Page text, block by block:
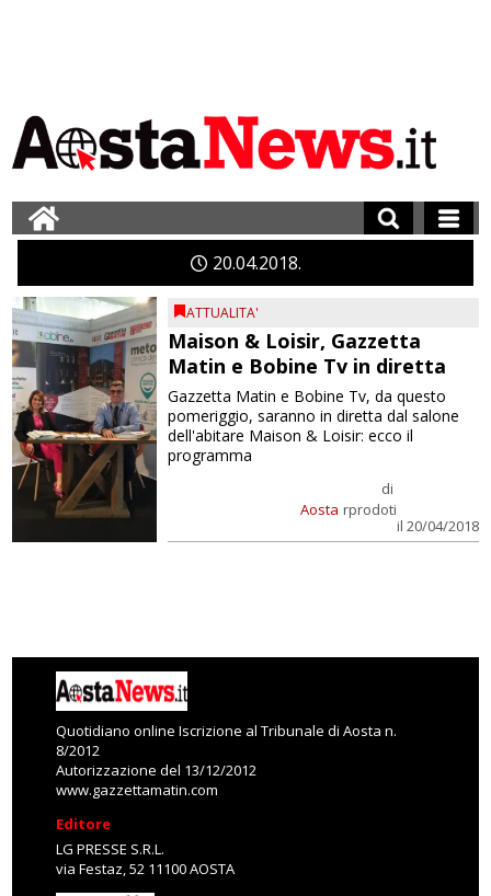
2004 2018
ATTUALITA'
Maison & Loisir, Gazzetta
Matin e Bobine Tv in diretta
Aosta
di
rprodoti
il 20/04/2018
Gazzetta Matin e Bobine Tv, da questo
pomeriggio, saranno in diretta dal salone
dell'abitare Maison & Loisir: ecco il
programma
Quotidiano online Iscrizione al Tribunale di Aosta n.
8/2012
Autorizzazione del 13/12/2012
www.gazzettamatin.com
Editore
LG PRESSE S.R.L.
via Festaz, 52 11100 AOSTA